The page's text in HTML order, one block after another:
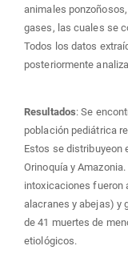
animales
gases, las cuales se
Todos los datos
posteriormente
Resultados: Se
población pediátrica
Estos se distribuyeon
Orinoquía y
intoxicaciones fueron
alacranes y abejas) y
de 41 muertes de
etiológicos.